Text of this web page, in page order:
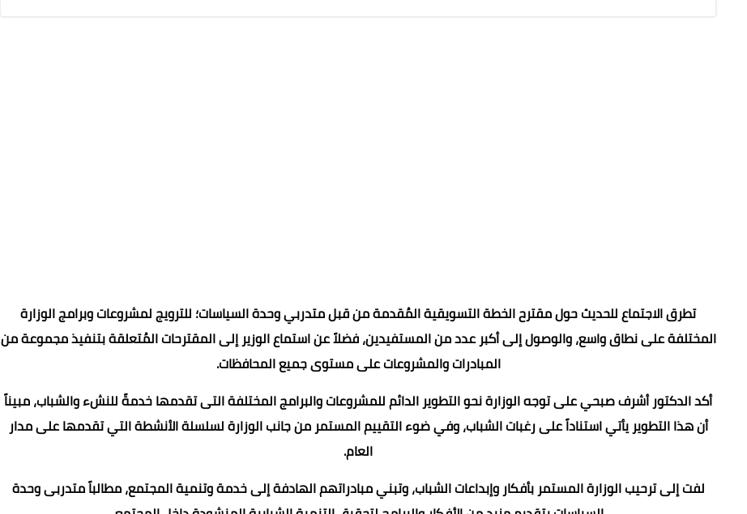
تطرق الاجتماع للحديث حول مقترح الخطة التسويقية المُقدمة من قبل متدربي وحدة السياسات؛ للترويج لمشروعات وبرامج الوزارة
المختلفة على نطاق واسع، والوصول إلى أكبر عدد من المستفيدين، فضلاً عن استماع الوزير إلى المقترحات المُتعلقة بتنفيذ مجموعة من
المبادرات والمشروعات على مستوى جميع المحافظات.
أكد الدكتور أشرف صبحي على توجه الوزارة نحو التطوير الدائم للمشروعات والبرامج المختلفة التى تقدمها خدمةً للنشء والشباب، مبيناً
أن هذا التطوير يأتي استناداً على رغبات الشباب، وفي ضوء التقييم المستمر من جانب الوزارة لسلسلة الأنشطة التي تقدمها على مدار
العام.
لفت إلى ترحيب الوزارة المستمر بأفكار وإبداعات الشباب، وتبني مبادراتهم الهادفة إلى خدمة وتنمية المجتمع، مطالباً متدربى وحدة